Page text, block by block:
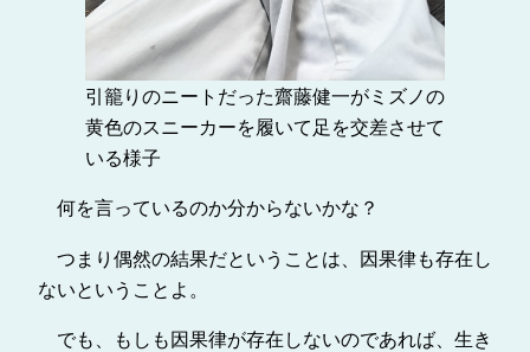
引籠りのニートだった齋藤健一がミズノの
黄色のスニーカーを履いて足を交差させて
いる様子
何を言っているのか分からないかな？
つまり偶然の結果だということは、因果律も存在し
ないということよ。
でも、もしも因果律が存在しないのであれば、生き